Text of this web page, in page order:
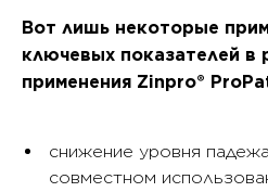
Вот лишь некоторые
ключевых показателей в
применения Zinpro®
снижение уровня
совместном